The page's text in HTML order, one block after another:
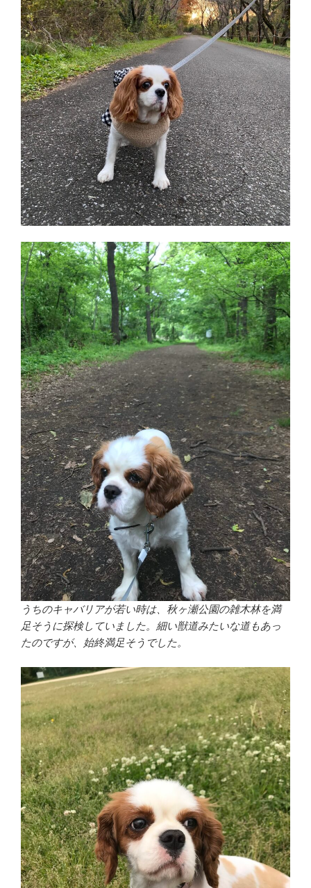
うちのキャバリアが若い時は、秋ヶ瀬公園の雑木林を満
足そうに探検していました。細い獣道みたいな道もあっ
たのですが、始終満足そうでした。